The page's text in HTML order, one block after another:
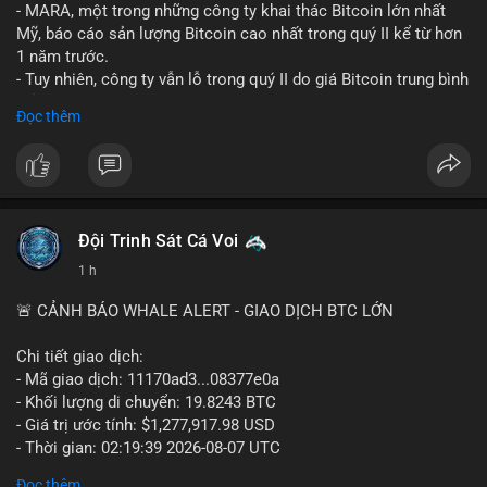
- MARA, một trong những công ty khai thác Bitcoin lớn nhất
Mỹ, báo cáo sản lượng Bitcoin cao nhất trong quý II kể từ hơn
1 năm trước.
- Tuy nhiên, công ty vẫn lỗ trong quý II do giá Bitcoin trung bình
- Sự tăng sản lượng không đủ bù đắp cho sự suy giảm giá trị
$btc#btc
#vlikevn #titanbot
Đọc thêm
Đội Trinh Sát Cá Voi
1 h
🚨 CẢNH BÁO WHALE ALERT - GIAO DỊCH BTC LỚN
Chi tiết giao dịch:
- Mã giao dịch: 11170ad3...08377e0a
- Khối lượng di chuyển: 19.8243 BTC
- Giá trị ước tính: $1,277,917.98 USD
- Thời gian: 02:19:39 2026-08-07 UTC